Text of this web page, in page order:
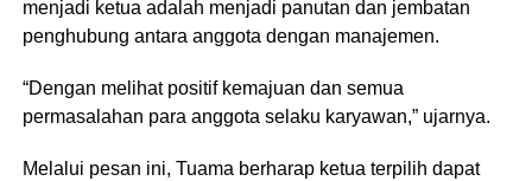
menjadi ketua adalah menjadi panutan dan jembatan
penghubung antara anggota dengan manajemen.
“Dengan melihat positif kemajuan dan semua
permasalahan para anggota selaku karyawan,” ujarnya.
Melalui pesan ini, Tuama berharap ketua terpilih dapat